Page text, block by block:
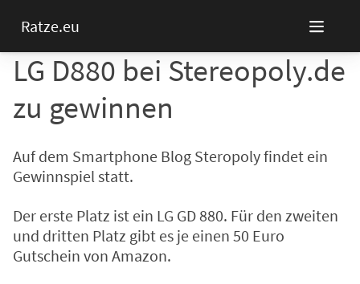
Ratze.eu
LG D880 bei Stereopoly.de
zu gewinnen
Auf dem Smartphone Blog Steropolyfindet ein
Gewinnspiel statt.
Der erste Platz ist ein LG GD 880. Für den zweiten
und dritten Platz gibt es je einen 50 Euro
Gutschein von Amazon.